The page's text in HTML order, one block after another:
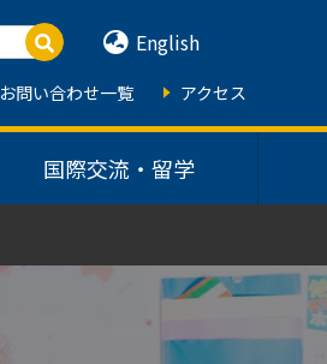
国際交流・留学
English
お問い合わせ一覧 アクセス